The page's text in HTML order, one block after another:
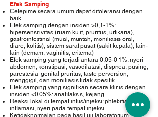
Efek Samping
Cefepime secara umum dapat ditoleransi dengan
baik
Efek samping dengan insiden >0,1-1%:
hipersensitivitas (ruam kulit, pruritus, urtikaria),
gastrointestinal (mual, muntah, moniliasis oral,
diare, kolitis), sistem saraf pusat (sakit kepala), lain-
lain (demam, vaginitis, eritema)
Efek samping yang terjadi antara 0,05-0,1%: nyeri
abdomen, konstipasi, vasodilatasi, dispnea, pusing,
parestesia, genital pruritus, taste perversion,
menggigil, dan moniliasis tidak spesifik
Efek samping yang signifikan secara klinis dengan
insiden <0,05%: anafilaksis, kejang.
Reaksi lokal di tempat infus/injeksi: phlebitis,
inflamasi, nyeri pada tempat injeksi.
Ketidaknormalan pada hasil uji laboratorium